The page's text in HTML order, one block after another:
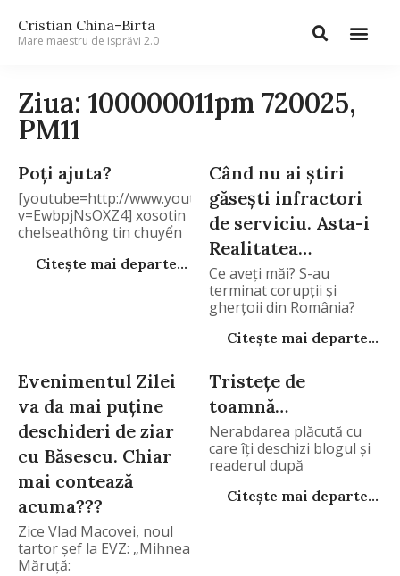
Cristian China-Birta
Mare maestru de isprăvi 2.0
Ziua: 100000011pm 720025,
PM11
Poţi ajuta?
[youtube=http://www.youtube.com/watch?
v=EwbpjNsOXZ4] xosotin
chelseathông tin chuyển
Citește mai departe...
Când nu ai ştiri
găseşti infractori
de serviciu. Asta-i
Realitatea…
Ce aveţi măi? S-au
terminat corupţii şi
gherţoii din România?
Citește mai departe...
Evenimentul Zilei
va da mai puţine
deschideri de ziar
cu Băsescu. Chiar
mai contează
acuma???
Zice Vlad Macovei, noul
tartor şef la EVZ: „Mihnea
Măruţă:
Tristeţe de
toamnă…
Nerabdarea plăcută cu
care îţi deschizi blogul şi
readerul după
Citește mai departe...